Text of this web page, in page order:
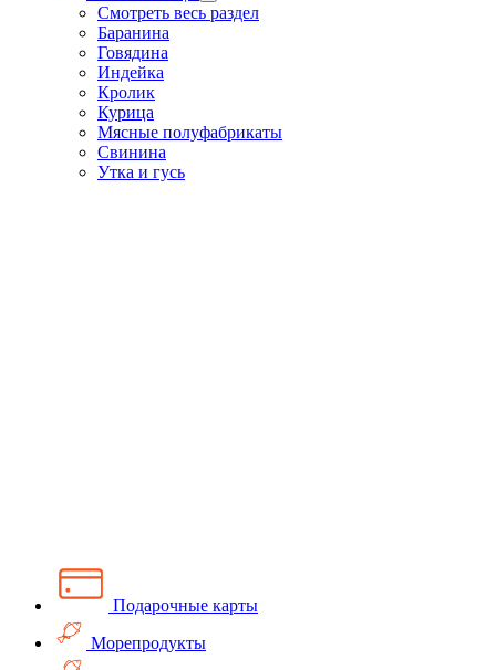
Смотреть весь раздел
Баранина
Говядина
Индейка
Кролик
Курица
Мясные полуфабрикаты
Свинина
Утка и гусь
Подарочные карты
Морепродукты